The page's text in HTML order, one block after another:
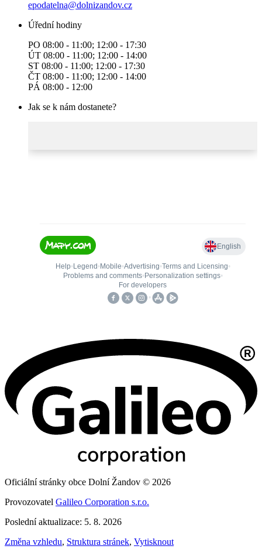
epodatelna@dolnizandov.cz
Úřední hodiny
PO 08:00 - 11:00; 12:00 - 17:30
ÚT 08:00 - 11:00; 12:00 - 14:00
ST 08:00 - 11:00; 12:00 - 17:30
ČT 08:00 - 11:00; 12:00 - 14:00
PÁ 08:00 - 12:00
Jak se k nám dostanete?
Oficiální stránky obce Dolní Žandov © 2026
Provozovatel Galileo Corporation s.r.o.
Poslední aktualizace: 5. 8. 2026
Změna vzhledu, Struktura stránek, Vytisknout